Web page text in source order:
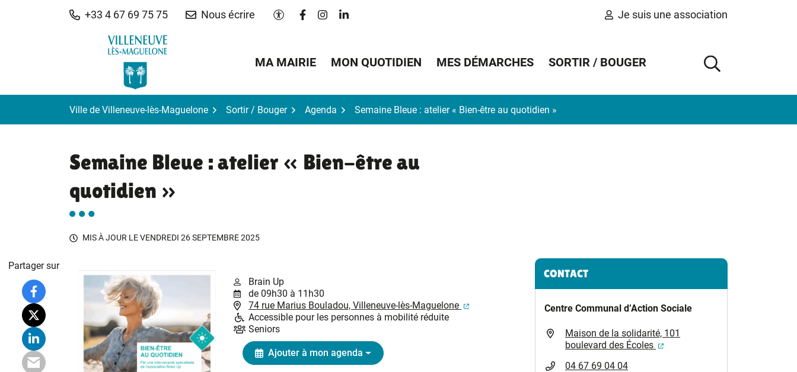
+33 4 67 69 75 75 Nous écrire Paramètres d'accessibilité
Lien vers le compte Facebook
Lien vers le compte Instagram
Lien vers le compte Linkedin Je suis une association
MA MAIRIE MON QUOTIDIEN MES DÉMARCHES SORTIR / BOUGER
AFFICHER
Ville de Villeneuve-lès-Maguelone Sortir / Bouger Agenda Semaine Bleue : atelier « Bien-être au quotidien »
Semaine Bleue : atelier « Bien-être au
quotidien »
MIS À JOUR LEVENDREDI 26 SEPTEMBRE 2025
Brain Up
de 09h30 à 11h30
74 rue Marius Bouladou, Villeneuve-lès-Maguelone
(ouverture dans un nouvel onglet)
Accessible pour les personnes à mobilité réduite
Seniors
Ajouter à mon agenda
Partager sur Informations complémentaires
CONTACT
Centre Communal d’Action Sociale
Maison de la solidarité, 101
boulevard des Écoles
(ouverture dans un nouvel
04 67 69 04 04